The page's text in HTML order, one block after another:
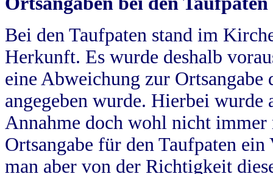
Bei den Taufpaten stand im
Herkunft. Es wurde deshalb
eine Abweichung zur
angegeben wurde. Hierbei wurde
Annahme doch wohl nicht
Ortsangabe für den Taufpaten
man aber von der Richtigkeit